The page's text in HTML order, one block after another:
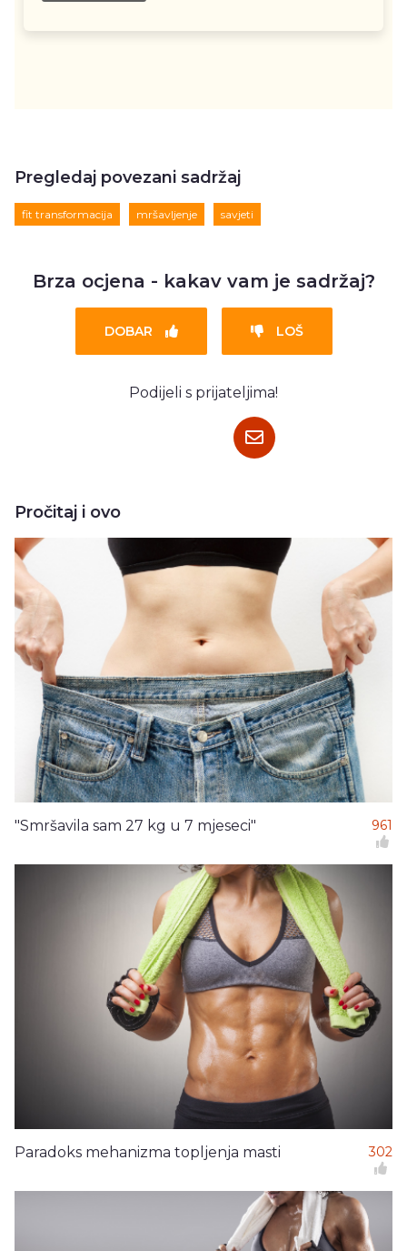
Pregledaj povezani sadržaj
fit transformacija mršavljenje savjeti
Brza ocjena - kakav vam je sadržaj?
DOBAR LOŠ
Podijeli s prijateljima!
Pročitaj i ovo
"Smršavila sam 27 kg u 7 mjeseci" 961
Paradoks mehanizma topljenja masti 302